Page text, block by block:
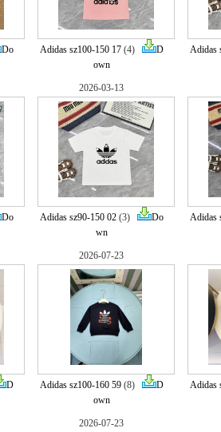
Do
Adidas sz100-150 17(4)
D
own
Adidas
Do
2026-03-13
Adidas sz90-150 02(3)
Do
wn
Adidas
D
2026-07-23
Adidas sz100-160 59(8)
D
own
Adidas
2026-07-23